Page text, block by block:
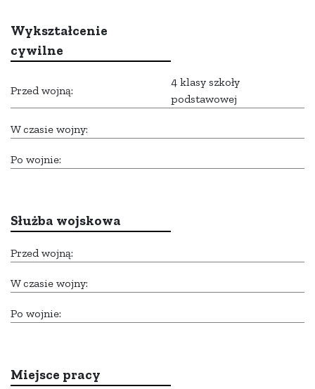
Wykształcenie
cywilne
Przed wojną:
4 klasy szkoły
podstawowej
W czasie wojny:
Po wojnie:
Służba wojskowa
Przed wojną:
W czasie wojny:
Po wojnie:
Miejsce pracy